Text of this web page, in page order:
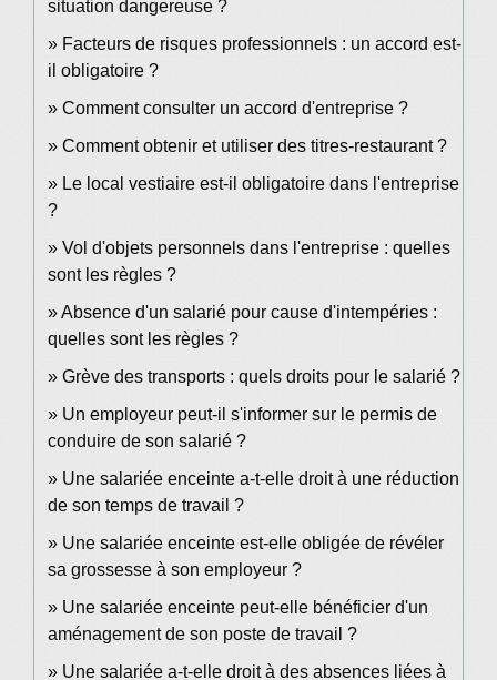
situation dangereuse ?
Facteurs de risques professionnels : un accord est-
il obligatoire ?
Comment consulter un accord d'entreprise ?
Comment obtenir et utiliser des titres-restaurant ?
Le local vestiaire est-il obligatoire dans l'entreprise
?
Vol d'objets personnels dans l'entreprise : quelles
sont les règles ?
Absence d'un salarié pour cause d'intempéries :
quelles sont les règles ?
Grève des transports : quels droits pour le salarié ?
Un employeur peut-il s'informer sur le permis de
conduire de son salarié ?
Une salariée enceinte a-t-elle droit à une réduction
de son temps de travail ?
Une salariée enceinte est-elle obligée de révéler
sa grossesse à son employeur ?
Une salariée enceinte peut-elle bénéficier d'un
aménagement de son poste de travail ?
Une salariée a-t-elle droit à des absences liées à